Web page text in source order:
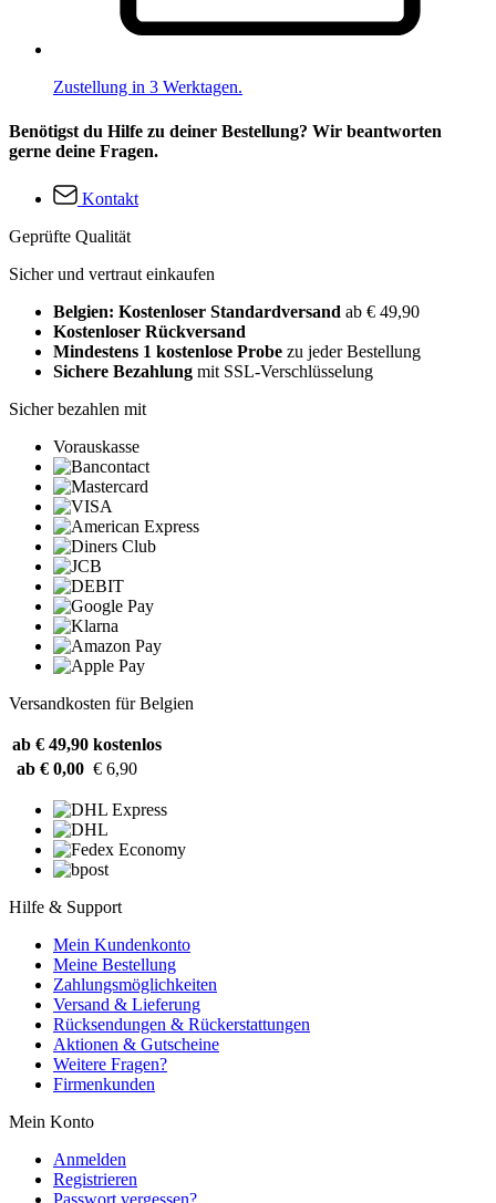
Zustellung in 3 Werktagen.
Benötigst du Hilfe zu deiner Bestellung? Wir beantworten
gerne deine Fragen.
Kontakt
Geprüfte Qualität
Sicher und vertraut einkaufen
Belgien: Kostenloser Standardversand ab € 49,90
Kostenloser Rückversand
Mindestens 1 kostenlose Probe zu jeder Bestellung
Sichere Bezahlung mit SSL-Verschlüsselung
Sicher bezahlen mit
Vorauskasse
Versandkosten für Belgien
ab € 49,90 kostenlos
ab € 0,00 € 6,90
Hilfe & Support
Mein Kundenkonto
Meine Bestellung
Zahlungsmöglichkeiten
Versand & Lieferung
Rücksendungen & Rückerstattungen
Aktionen & Gutscheine
Weitere Fragen?
Firmenkunden
Mein Konto
Anmelden
Registrieren
Passwort vergessen?